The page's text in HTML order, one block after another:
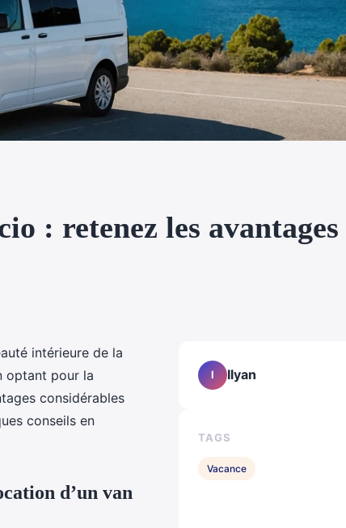
: retenez les avantages
intérieure de la
optant pour la
considérables
conseils en
d’un van
I Ilyan
TAGS
Vacance